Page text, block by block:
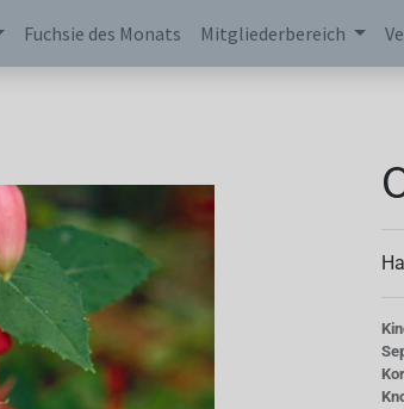
Fuchsie des Monats Mitgliederbereich